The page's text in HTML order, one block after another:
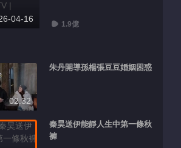
04-16
1.9億
02:32
朱丹開導孫楊張豆豆婚姻困惑
秦昊送伊能靜人生中第一條秋
褲